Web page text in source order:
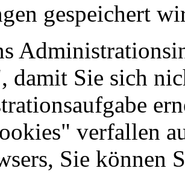
gespeichert
damit Sie sich
verfallen
Sie können